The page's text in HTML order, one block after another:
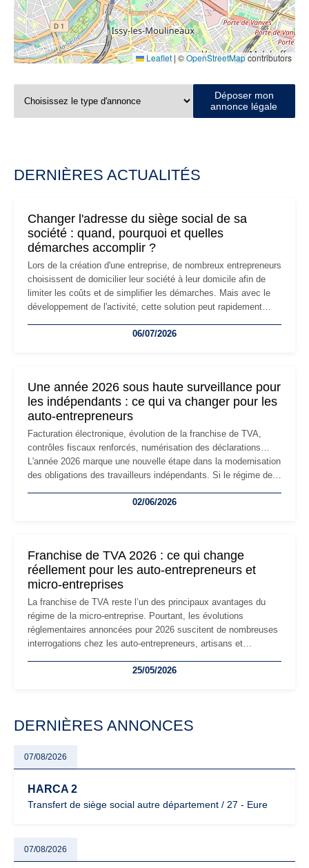
Leaflet |©OpenStreetMapcontributors
Déposer mon
annonce légale
DERNIÈRES ACTUALITÉS
Changer l'adresse du siège social de sa
société : quand, pourquoi et quelles
démarches accomplir ?
Lors de la création d'une entreprise, de nombreux entrepreneurs
choisissent de domicilier leur société à leur domicile afin de
limiter les coûts et de simplifier les démarches. Mais avec le
développement de l'activité, cette solution peut rapidement
professionnels, recrutement, image de marque… Le
06/07/2026
Une année 2026 sous haute surveillance pour
les indépendants : ce qui va changer pour les
auto-entrepreneurs
Facturation électronique, évolution de la franchise de TVA,
contrôles fiscaux renforcés, numérisation des déclarations…
L'année 2026 marque une nouvelle étape dans la modernisation
des obligations des travailleurs indépendants. Si le régime de
les auto-entrepreneurs devront s'adapter à un environnement
02/06/2026
Franchise de TVA 2026 : ce qui change
réellement pour les auto-entrepreneurs et
micro-entreprises
La franchise de TVA reste l’un des principaux avantages du
régime de la micro-entreprise. Pourtant, les évolutions
réglementaires annoncées pour 2026 suscitent de nombreuses
interrogations chez les auto-entrepreneurs, artisans et
facturation ou risque de bascule vers la TVA : les règles
25/05/2026
DERNIÈRES ANNONCES
07/08/2026
HARCA 2
Transfert de siège social autre département / 27 - Eure
07/08/2026